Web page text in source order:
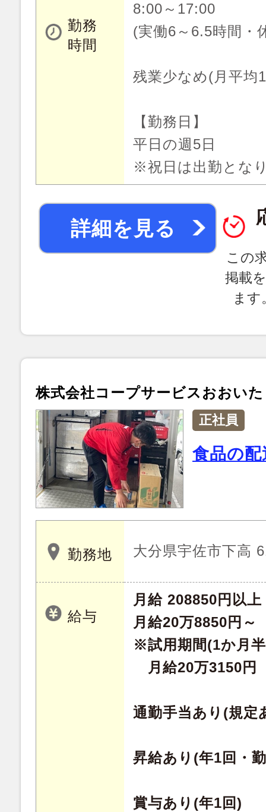
勤務
時間
8:00～17:00
(実働6～6.5時間・
残業少なめ(月平均
【勤務日】
平日の週5日
※祝日は出勤とな
詳細を見る
この
掲載
ま
株式会社コープサービスおおい
正社員
食品の
勤務地 大分県宇佐市下高
給与
月給 208850円以上
月給20万8850円～
※試用期間(1か月
月給20万3150円
通勤手当あり(規定
昇給あり(年1回・
賞与あり(年1回)